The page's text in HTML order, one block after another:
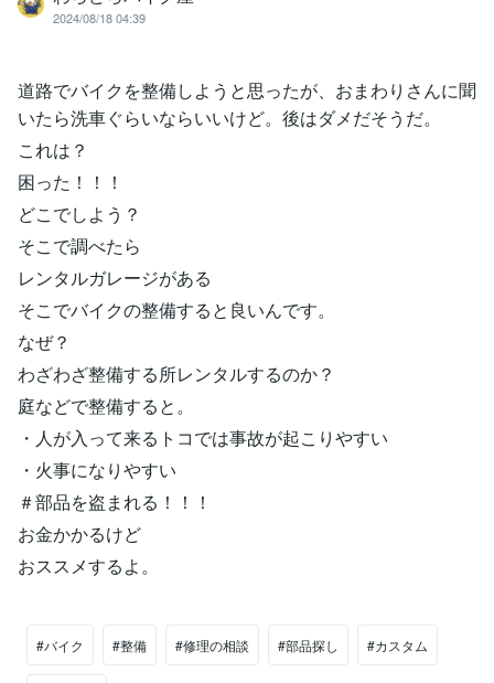
2024/08/18 04:39
道路でバイクを整備しようと思ったが、おまわりさんに聞
いたら洗車ぐらいならいいけど。後はダメだそうだ。
これは？
困った！！！
どこでしよう？
そこで調べたら
レンタルガレージがある
そこでバイクの整備すると良いんです。
なぜ？
わざわざ整備する所レンタルするのか？
庭などで整備すると。
・人が入って来るトコでは事故が起こりやすい
・火事になりやすい
＃部品を盗まれる！！！
お金かかるけど
おススメするよ。
#バイク #整備 #修理の相談 #部品探し #カスタム